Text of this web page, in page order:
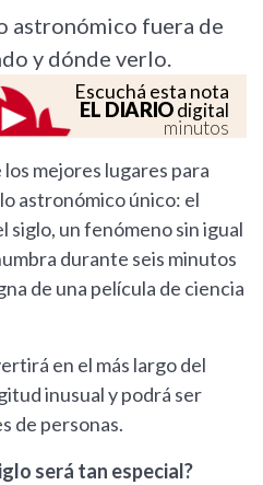
astronómico fuera de
y dónde verlo.
Escuchá esta nota
EL DIARIOdigital
minutos
mejores lugares para
astronómico único: el
siglo, un fenómeno sin igual
durante seis minutos
de una película de ciencia
en el más largo del
inusual y podrá ser
de personas.
será tan especial?